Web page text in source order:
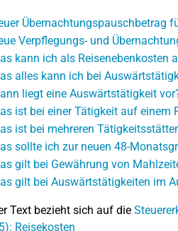
Übernachtungspauschbetrag
Verpflegungs- und
kann ich als Reisenebenkosten
alles kann ich bei
liegt eine Auswärtstätigkeit
ist bei einer Tätigkeit auf einem
ist bei mehreren
sollte ich zur neuen 48-
gilt bei Gewährung von
gilt bei Auswärtstätigkeiten im
Text bezieht sich auf die
Reisekosten